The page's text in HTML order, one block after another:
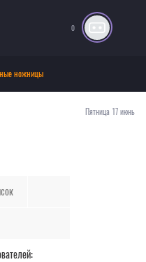
0
ножницы
Пятница 17 июнь